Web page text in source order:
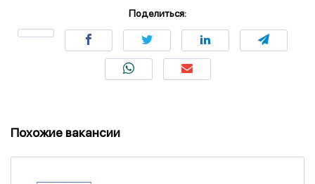
Поделиться:
Похожие вакансии